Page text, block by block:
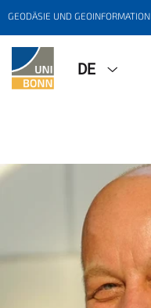
GEODÄSIE UND GEOINFORMATION
DE